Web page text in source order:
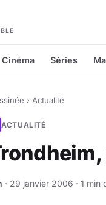
Cinéma Séries
› Actualité
ACTUALITÉ
· 29 janvier 2006 · 1 min